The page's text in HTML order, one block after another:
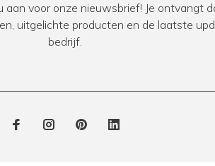
aan voor onze nieuwsbrief! Je ontvangt
uitgelichte producten en de laatste
bedrijf.